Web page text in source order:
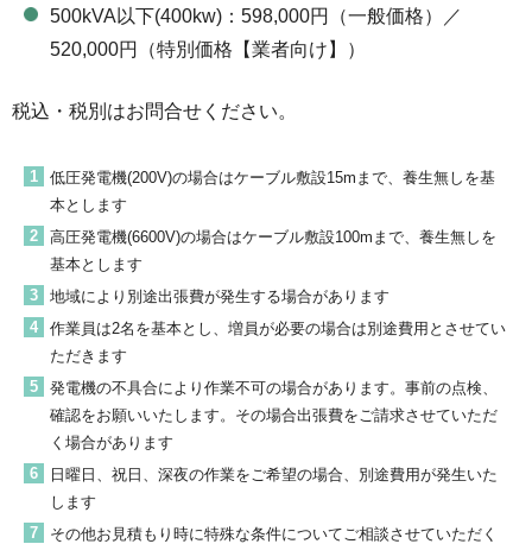
500kVA以下(400kw)：598,000円（一般価格）／
520,000円（特別価格【業者向け】）
税込・税別はお問合せください。
低圧発電機(200V)の場合はケーブル敷設15mまで、養生無しを基
本とします
高圧発電機(6600V)の場合はケーブル敷設100mまで、養生無しを
基本とします
地域により別途出張費が発生する場合があります
作業員は2名を基本とし、増員が必要の場合は別途費用とさせてい
ただきます
発電機の不具合により作業不可の場合があります。事前の点検、
確認をお願いいたします。その場合出張費をご請求させていただ
く場合があります
日曜日、祝日、深夜の作業をご希望の場合、別途費用が発生いた
します
その他お見積もり時に特殊な条件についてご相談させていただく